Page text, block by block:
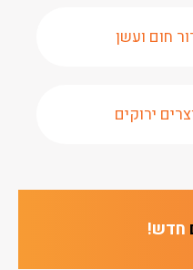
חום ועשן
ירוקים
חדש!